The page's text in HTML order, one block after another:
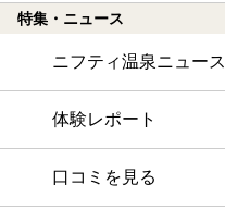
特集・ニュース
ニフティ温泉ニュース
体験レポート
口コミを見る